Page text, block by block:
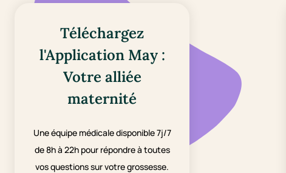
Téléchargez
l'Application May :
Votre alliée
maternité
Une équipe médicale disponible 7j/7
de 8h à 22h pour répondre à toutes
vos questions sur votre grossesse.